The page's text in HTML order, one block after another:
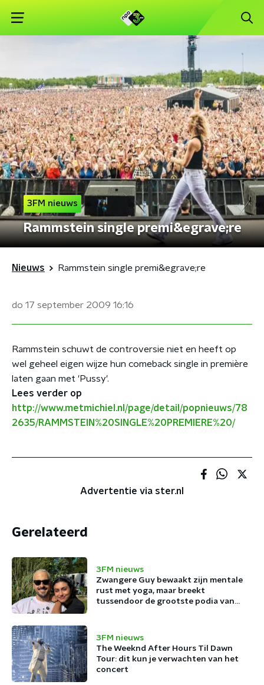
3FM nieuws
Rammstein single premi&egrave;re
Nieuws Rammstein single premi&egrave;re
do 17 september 2009 16:16
Rammstein schuwt de controversie niet en heeft op
wel geheel eigen wijze hun comeback single in première
laten gaan met 'Pussy'.
Lees verder op
http://www.metmichiel.nl/page/detail/popnieuws/78
2635/RAMMSTEIN%20SINGLE%20PREMIERE%20/
Advertentie via ster.nl
Gerelateerd
3FM nieuws
Zwangere Guy bewaakt zijn mentale
rust met yoga, maar breekt
tussendoor de grootste podia van
3FM nieuws
The Weeknd After Hours Til Dawn
Tour: dit kun je verwachten van het
concert